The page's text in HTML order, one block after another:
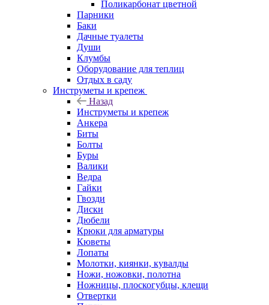
Поликарбонат цветной
Парники
Баки
Дачные туалеты
Души
Клумбы
Оборудование для теплиц
Отдых в саду
Инструметы и крепеж
Назад
Инструметы и крепеж
Анкера
Биты
Болты
Буры
Валики
Ведра
Гайки
Гвозди
Диски
Дюбели
Крюки для арматуры
Кюветы
Лопаты
Молотки, киянки, кувалды
Ножи, ножовки, полотна
Ножницы, плоскогубцы, клещи
Отвертки